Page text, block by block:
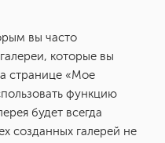
Mail.ru?
на тарифе «Mail Space и
вы часто
которые вы
странице «Мое
функцию
будет всегда
созданных галерей не